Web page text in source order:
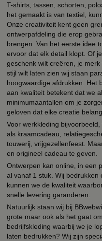
T-shirts, tassen, schorten,
het gemaakt is van textiel,
Onze creativiteit kent geen
ontwerpafdeling die erop
brengen. Van het eerste idee
ervoor dat elk detail klopt. Of
geschenk wilt creëren, je
stijl wilt laten zien wij staan
hoogwaardige afdrukken. Het
aan kwaliteit betekent dat we
minimumaantallen om je
geloven dat elke creatie
Voor werkkleding
als kraamcadeau,
touwerij, vrijgezellenfeest.
en origineel cadeau te geven.
Ontwerpen kan online, in een
al vanaf 1 stuk. Wij
kunnen we de kwaliteit
snelle levering garanderen.
Natuurlijk staan wij bij
grote maar ook als het gaat
bedrijfskleding waarbij we je
laten bedrukken? Wij zijn